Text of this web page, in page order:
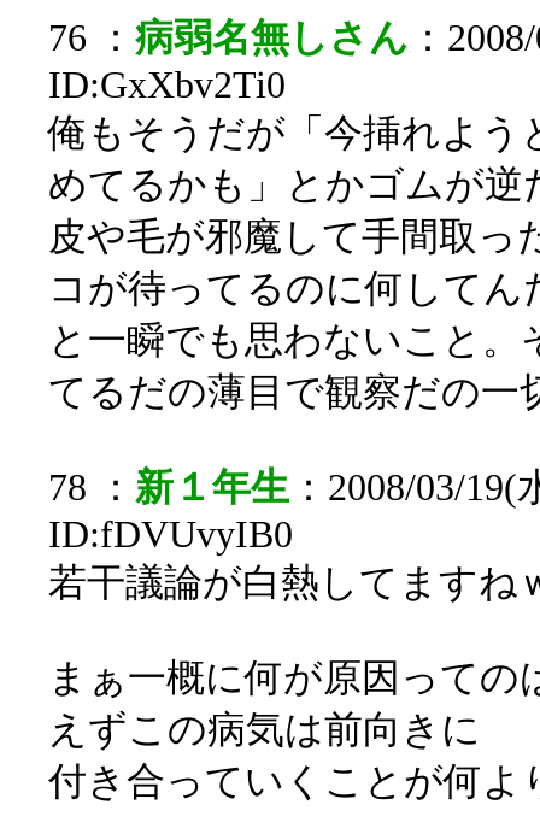
76 ： 病弱名無しさん ：
ID:GxXbv2Ti0
俺もそうだが「今挿れよう
めてるかも」とかゴムが逆
皮や毛が邪魔して手間取っ
コが待ってるのに何してん
と一瞬でも思わないこと
てるだの薄目で観察だの一
78 ： 新１年生 ：2008/03/19(
ID:fDVUvyIB0
若干議論が白熱してますね
まぁ一概に何が原因って
えずこの病気は前向きに
付き合っていくことが何よ